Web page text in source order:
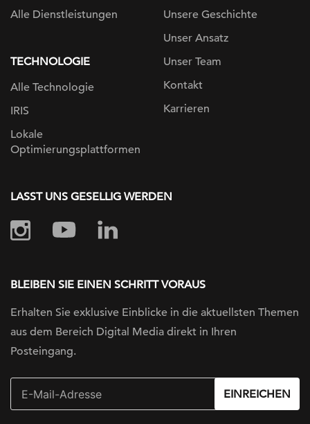
Alle Dienstleistungen
TECHNOLOGIE
Alle Technologie
IRIS
Lokale
Optimierungsplattformen
Unsere Geschichte
Unser Ansatz
Unser Team
Kontakt
Karrieren
LASST UNS GESELLIG WERDEN
BLEIBEN SIE EINEN SCHRITT VORAUS
Erhalten Sie exklusive Einblicke in die aktuellsten Themen
aus dem Bereich Digital Media direkt in Ihren
Posteingang.
EINREICHEN